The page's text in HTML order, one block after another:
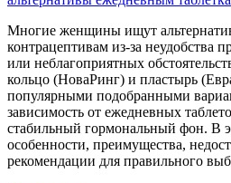
Многие женщины ищут
контрацептивам из-за неудобства
или неблагоприятных
кольцо (НоваРинг) и пластырь
популярными подобранными
зависимость от ежедневных
стабильный гормональный фон. В
особенности, преимущества,
рекомендации для правильного